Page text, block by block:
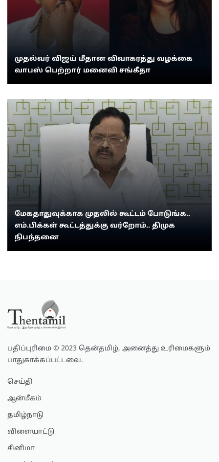
முதல்வர் விஜய் மீதான விவாகரத்து வழக்கை
வாபஸ் பெற்றார் மனைவி சங்கீதா
மேகதாதுவுக்காக முதலில் கூட்டம் போடுங்க..
எம்.பிக்கள் கூட்டத்துக்கு வர்றோம்.. திமுக
நிபந்தனை
பதிப்புரிமை © 2023 தென்தமிழ், அனைத்து உரிமைகளும்
பாதுகாக்கப்பட்டவை.
செய்தி
ஆன்மீகம்
தமிழ்நாடு
விளையாட்டு
சினிமா